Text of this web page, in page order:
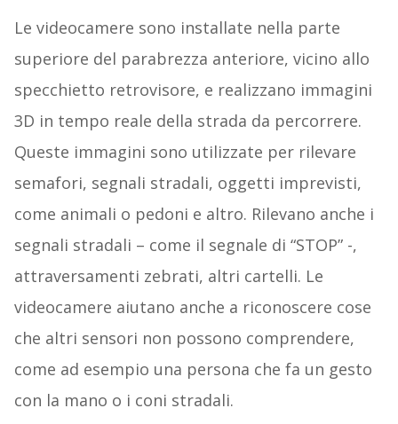
Le videocamere sono installate nella parte
superiore del parabrezza anteriore, vicino allo
specchietto retrovisore, e realizzano immagini
3D in tempo reale della strada da percorrere.
Queste immagini sono utilizzate per rilevare
semafori, segnali stradali, oggetti imprevisti,
come animali o pedoni e altro. Rilevano anche i
segnali stradali – come il segnale di “STOP” -,
attraversamenti zebrati, altri cartelli. Le
videocamere aiutano anche a riconoscere cose
che altri sensori non possono comprendere,
come ad esempio una persona che fa un gesto
con la mano o i coni stradali.